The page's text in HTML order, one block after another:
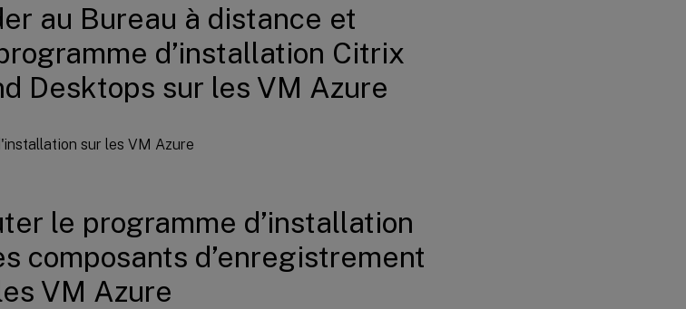
au Bureau à distance et
d’installation Citrix
Desktops sur les VM Azure
le programme d’installation
composants d’enregistrement
VM Azure